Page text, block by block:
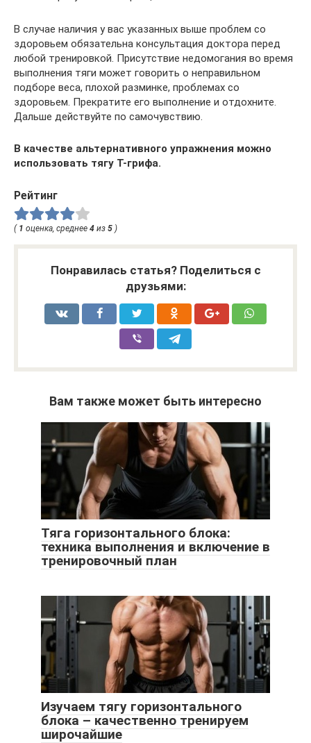
В случае наличия у вас указанных выше проблем со
здоровьем обязательна консультация доктора перед
любой тренировкой. Присутствие недомогания во время
выполнения тяги может говорить о неправильном
подборе веса, плохой разминке, проблемах со
здоровьем. Прекратите его выполнение и отдохните.
Дальше действуйте по самочувствию.
В качестве альтернативного упражнения можно
использовать тягу Т-грифа.
Рейтинг
( 1 оценка, среднее 4 из 5 )
Понравилась статья? Поделиться с
друзьями:
Вам также может быть интересно
Тяга горизонтального блока:
техника выполнения и включение в
тренировочный план
Изучаем тягу горизонтального
блока – качественно тренируем
широчайшие